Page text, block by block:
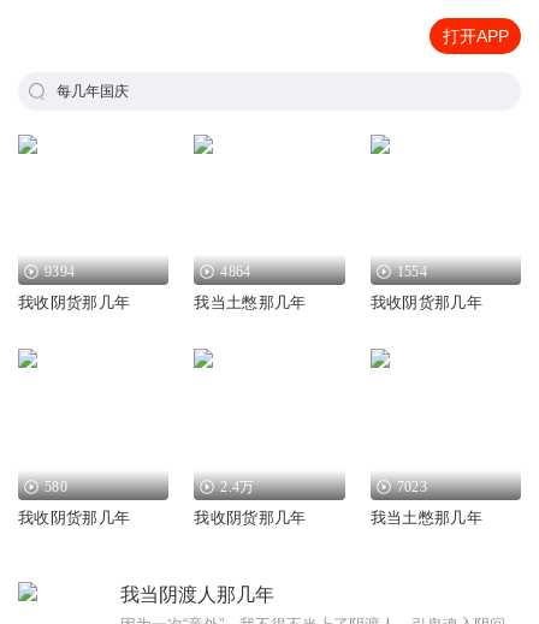
打开APP
每几年国庆
9394
我收阴货那几年
4864
我当土憋那几年
1554
我收阴货那几年
580
我收阴货那几年
2.4万
我收阴货那几年
7023
我当土憋那几年
我当阴渡人那几年